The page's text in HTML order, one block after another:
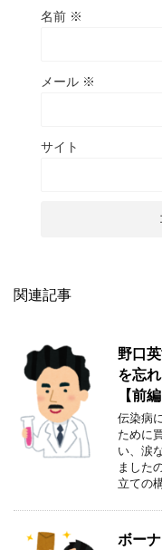
名前 ※
メール ※
サイト
関連記事
野口
を忘
【前編
伝染病
ために
い、涙
ました
立ての
ボー